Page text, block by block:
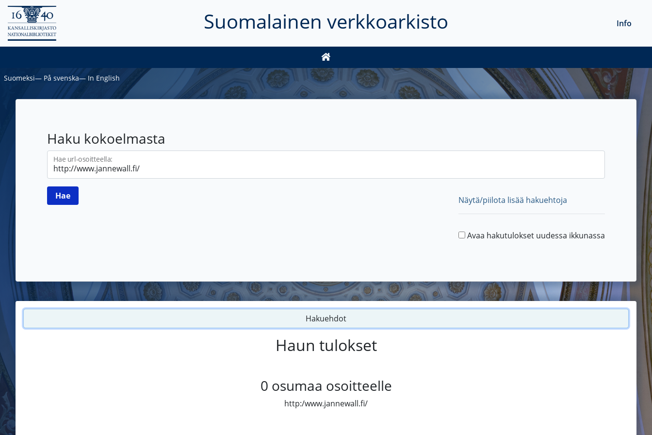
Suomalainen verkkoarkisto Info
Suomeksi― På svenska― In English
Haku kokoelmasta
Hae url-osoitteella:
Näytä/piilota lisää hakuehtoja
Avaa hakutulokset uudessa ikkunassa
Hakuehdot
Haun tulokset
0 osumaa osoitteelle
http:/www.jannewall.fi/